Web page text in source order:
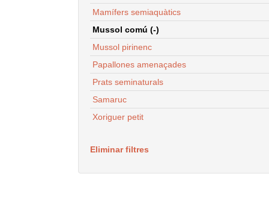
Mamífers semiaquàtics
Mussol comú (-)
Mussol pirinenc
Papallones amenaçades
Prats seminaturals
Samaruc
Xoriguer petit
Eliminar filtres